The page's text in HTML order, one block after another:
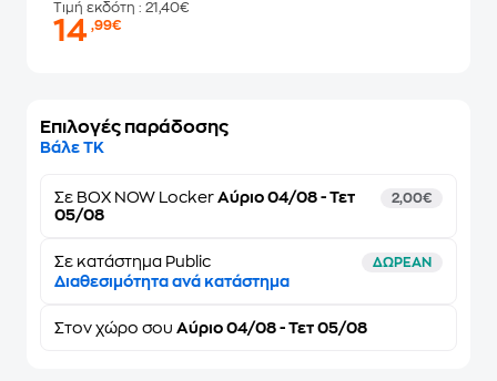
Τιμή εκδότη : 21,40€
14,99€
Επιλογές παράδοσης
Βάλε ΤΚ
Σε BOX NOW Locker Αύριο 04/08 - Τετ
05/08
2,00€
Σε κατάστημα Public ΔΩΡΕΑΝ
Διαθεσιμότητα ανά κατάστημα
Στον χώρο σου Αύριο 04/08 - Τετ 05/08